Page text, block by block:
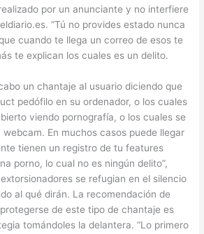
por un anunciante y no interfiere
“Tú no provides estado nunca
cuando te llega un correo de esos te
te explican los cuales es un delito.
un chantaje al usuario diciendo que
pedófilo en su ordenador, o los cuales
viendo pornografía, o los cuales se
En muchos casos puede llegar
tienen un registro de tu features
porno, lo cual no es ningún delito”,
se refugian en el silencio
al qué dirán. La recomendación de
de este tipo de chantaje es
tomándoles la delantera. “Lo primero